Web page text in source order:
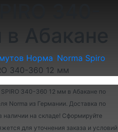
в Абакане
Норма Norma Spiro
340-360 12 мм
SPIRO 340-360 12 мм в Абакане по
Norma из Германии. Доставка по
на складе! Сформируйте
для уточнения заказа и условий